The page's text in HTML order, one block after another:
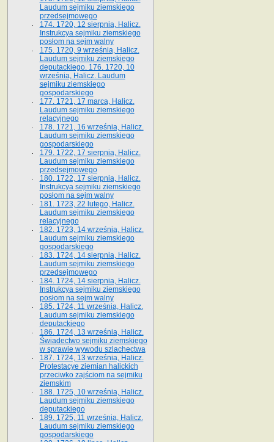
Laudum sejmiku ziemskiego
przedsejmowego
174. 1720, 12 sierpnia, Halicz.
Instrukcya sejmiku ziemskiego
posłom na sejm walny
175. 1720, 9 września, Halicz.
Laudum sejmiku ziemskiego
deputackiego. 176. 1720, 10
września, Halicz. Laudum
sejmiku ziemskiego
gospodarskiego
177. 1721, 17 marca, Halicz.
Laudum sejmiku ziemskiego
relacyjnego
178. 1721, 16 września, Halicz.
Laudum sejmiku ziemskiego
gospodarskiego
179. 1722, 17 sierpnia, Halicz.
Laudum sejmiku ziemskiego
przedsejmowego
180. 1722, 17 sierpnia, Halicz.
Instrukcya sejmiku ziemskiego
posłom na sejm walny
181. 1723, 22 lutego, Halicz.
Laudum sejmiku ziemskiego
relacyjnego
182. 1723, 14 września, Halicz.
Laudum sejmiku ziemskiego
gospodarskiego
183. 1724, 14 sierpnia, Halicz.
Laudum sejmiku ziemskiego
przedsejmowego
184. 1724, 14 sierpnia, Halicz.
Instrukcya sejmiku ziemskiego
posłom na sejm walny
185. 1724, 11 września, Halicz.
Laudum sejmiku ziemskiego
deputackiego
186. 1724, 13 września, Halicz.
Świadectwo sejmiku ziemskiego
w sprawie wywodu szlachectwa
187. 1724, 13 września, Halicz.
Protestacye ziemian halickich
przeciwko zajściom na sejmiku
ziemskim
188. 1725, 10 września, Halicz.
Laudum sejmiku ziemskiego
deputackiego
189. 1725, 11 września, Halicz.
Laudum sejmiku ziemskiego
gospodarskiego